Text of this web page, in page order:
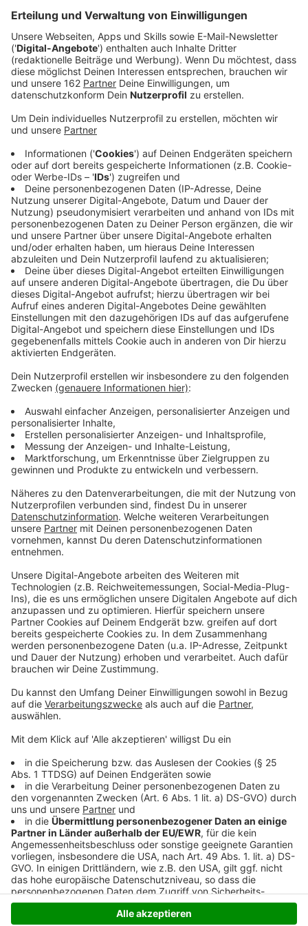
Anzeige
Bahn angeschrieben, sich endlich auch um den
eigentlichen Bahnhof zu kümmern, dem die Stadt
nicht gehört.
Veröffentlicht:Mittwoch, 06.01.2021 06:51
Anzeige
In einem Brief an die deutsche Bahn, fordert
Dinslakens Bürgermeisterin Eislöffel das Unternehmen
auf, sich endlich um den Dinslakener Bahnhof zu
kümmern. Seit fünf Jahren und etlichen Gesprächen
sei man keinen Schritt weiter. Das könnte sogar dazu
führen, dass Dinslaken bestimmte Mittel zur
Städtebauförderung nicht mehr rechtzeitig abrufen
kann, sagt sie. Vor drei Jahren wollte die Stadt das
Bahnhofsgebäude kaufen. Die Bahn hatte abgelehnt,
weil sie den Bahnhof selbst weiterentwickeln wollte.
Beschwerden gibt es immer wieder, u.a. über starke
Verschmutzung.
Anzeige
Auf dem Bahnhofsvorplatz soll sich dieses
Jahr aber bereits etwas tuen
Anzeige
Bis 2024 muss der Bahnhofsplatz in Dinslaken
barrierefrei sein. Für eine Umgestaltung soll in diesem
Jahr das Wendegleis der Straßenbahn entfernt und ein
DVG durchgeführt und soll im Herbst abgeschlossen
sein. Ein Architektenbüro, dass im Jahr 2015 einen
Wettbewerb zur Planung der Umgestaltung des
Bahnhofsvorplatzes gewonnen hatte, soll diesen
Auftrag offenbar aber wieder entzogen werden. Im
letzten Ausschuss für Stadtentwicklung hieß es - es
Anzeige
Anzeige